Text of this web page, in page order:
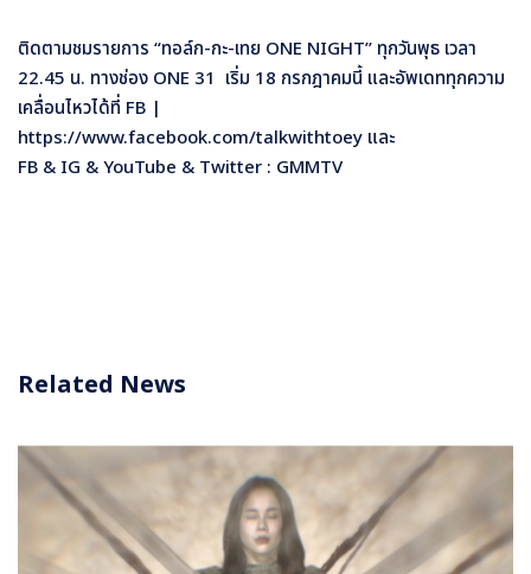
ติดตามชมรายการ “ทอล์ก-กะ-เทย ONE NIGHT” ทุกวันพุธ เวลา
22.45 น. ทางช่อง ONE 31 เริ่ม 18 กรกฎาคมนี้ และอัพเดททุกความ
เคลื่อนไหวได้ที่ FB |
https://www.facebook.com/talkwithtoey และ
FB & IG & YouTube & Twitter : GMMTV
Related News